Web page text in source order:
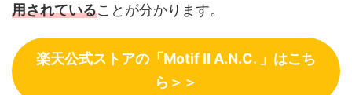
用されていることが分かります。
楽天公式ストアの「Motif Ⅱ A.N.C. 」はこち
ら＞＞